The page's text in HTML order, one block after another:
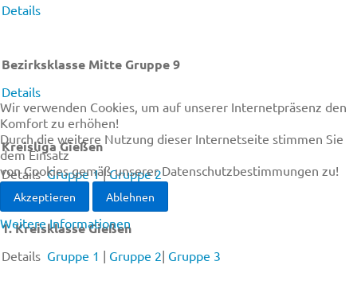
Details
Bezirksklasse Mitte Gruppe 9
Details
Kreisliga Gießen
DetailsGruppe 1|Gruppe 2
1. Kreisklasse Gießen
Details Gruppe 1 | Gruppe 2| Gruppe 3
Wir verwenden Cookies, um auf unserer Internetpräsenz den
Komfort zu erhöhen!
Durch die weitere Nutzung dieser Internetseite stimmen Sie
dem Einsatz
von Cookies gemäß unserer Datenschutzbestimmungen zu!
Akzeptieren Ablehnen
Weitere Informationen